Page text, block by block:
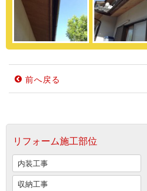
前へ戻る
リフォーム施工部位
内装工事
収納工事